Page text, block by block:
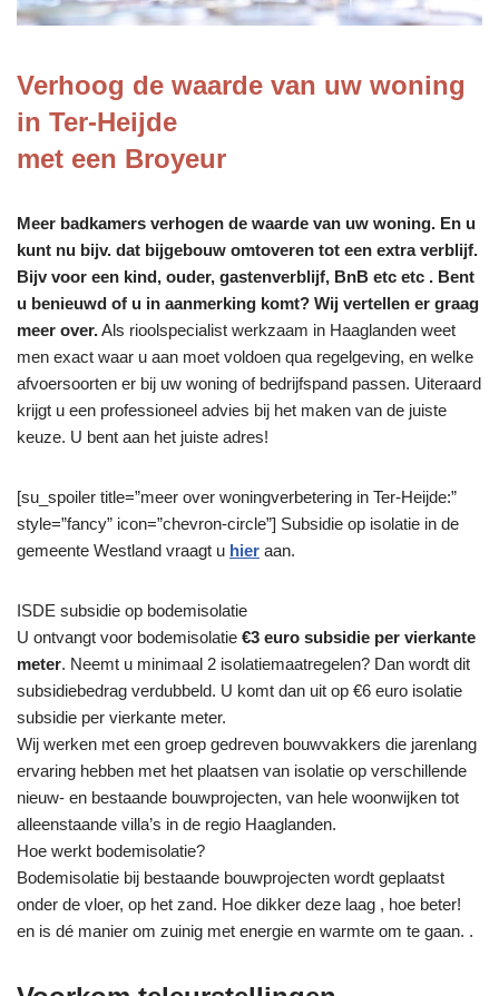
Verhoog de waarde van uw woning
in Ter-Heijde
met een Broyeur
Meer badkamers verhogen de waarde van uw woning. En u
kunt nu bijv. dat bijgebouw omtoveren tot een extra verblijf.
Bijv voor een kind, ouder, gastenverblijf, BnB etc etc . Bent
u benieuwd of u in aanmerking komt? Wij vertellen er graag
meer over.Als rioolspecialist werkzaam in Haaglanden weet
men exact waar u aan moet voldoen qua regelgeving, en welke
afvoersoorten er bij uw woning of bedrijfspand passen. Uiteraard
krijgt u een professioneel advies bij het maken van de juiste
keuze. U bent aan het juiste adres!
[su_spoiler title=”meer over woningverbetering in Ter-Heijde:”
style=”fancy” icon=”chevron-circle”] Subsidie op isolatie in de
gemeente Westland vraagt u hier aan.
ISDE subsidie op bodemisolatie
U ontvangt voor bodemisolatie €3 euro subsidie per vierkante
meter. Neemt u minimaal 2 isolatiemaatregelen? Dan wordt dit
subsidiebedrag verdubbeld. U komt dan uit op €6 euro isolatie
subsidie per vierkante meter.
Wij werken met een groep gedreven bouwvakkers die jarenlang
ervaring hebben met het plaatsen van isolatie op verschillende
nieuw- en bestaande bouwprojecten, van hele woonwijken tot
alleenstaande villa’s in de regio Haaglanden.
Hoe werkt bodemisolatie?
Bodemisolatie bij bestaande bouwprojecten wordt geplaatst
onder de vloer, op het zand. Hoe dikker deze laag , hoe beter!
en is dé manier om zuinig met energie en warmte om te gaan. .